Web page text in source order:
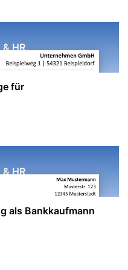
HR
für
HR
als Bankkaufmann